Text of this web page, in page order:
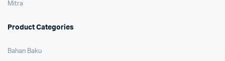
Mitra
Product Categories
Bahan Baku